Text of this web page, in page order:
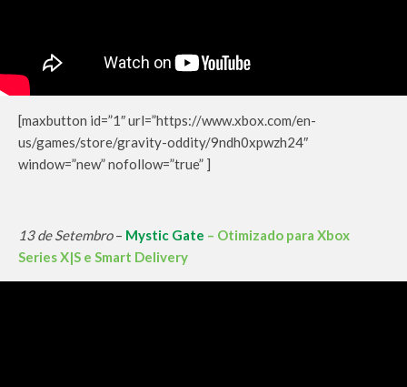
[maxbutton id=”1″ url=”https://www.xbox.com/en-
us/games/store/gravity-oddity/9ndh0xpwzh24″
window=”new” nofollow=”true” ]
13 de Setembro– Mystic Gate – Otimizado para Xbox
Series X|S e Smart Delivery